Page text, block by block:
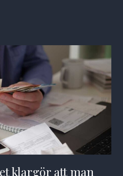
klargör att man